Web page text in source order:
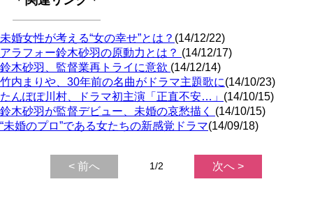
未婚女性が考える“女の幸せ”とは？ (14/12/22)
アラフォー鈴木砂羽の原動力とは？ (14/12/17)
鈴木砂羽、監督業再トライに意欲 (14/12/14)
竹内まりや、30年前の名曲がドラマ主題歌に(14/10/23)
たんぽぽ川村、ドラマ初主演「正直不安…」 (14/10/15)
鈴木砂羽が監督デビュー、未婚の哀愁描く (14/10/15)
“未婚のプロ”である女たちの新感覚ドラマ(14/09/18)
< 前へ 1/2 次へ >